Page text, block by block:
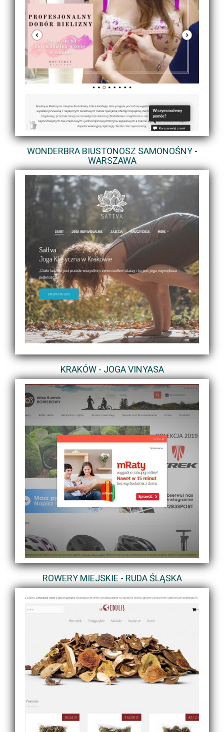
WONDERBRA BIUSTONOSZ SAMONOŚNY -
WARSZAWA
KRAKÓW - JOGA VINYASA
ROWERY MIEJSKIE - RUDA ŚLĄSKA